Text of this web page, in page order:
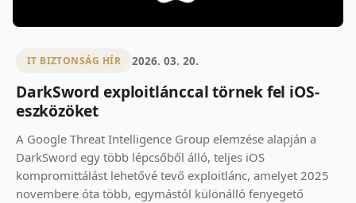
IT BIZTONSÁG HÍR 2026. 03. 20.
DarkSword exploitlánccal törnek fel iOS-
eszközöket
A Google Threat Intelligence Group elemzése alapján a
DarkSword egy több lépcsőből álló, teljes iOS
kompromittálást lehetővé tevő exploitlánc, amelyet 2025
novembere óta több, egymástól különálló fenyegető